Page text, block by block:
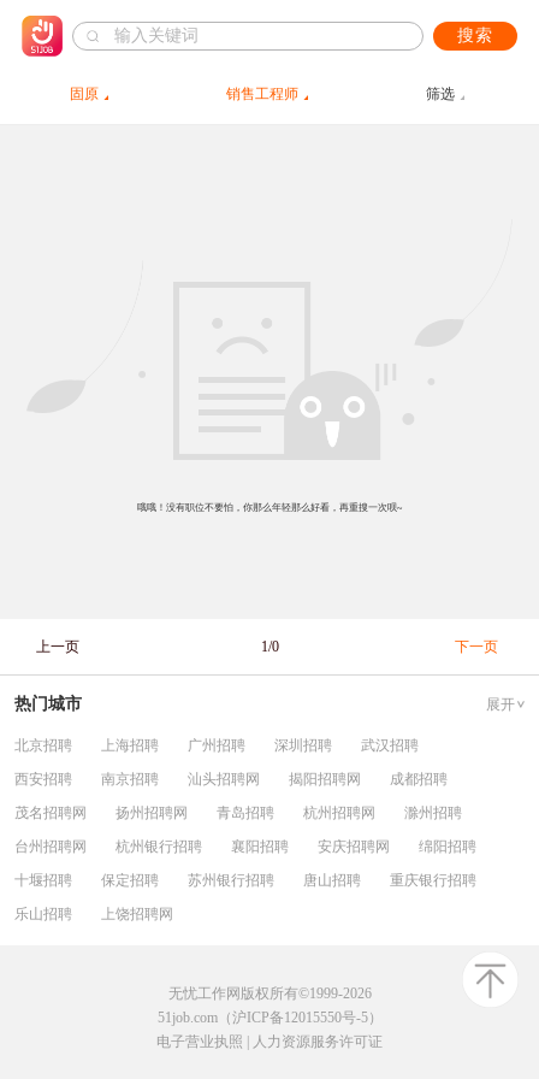
搜索
固原 销售工程师 筛选
哦哦！没有职位不要怕，你那么年轻那么好看，再重搜一次呗~
上一页 1/0 下一页
热门城市 展开
北京招聘 上海招聘 广州招聘 深圳招聘
武汉招聘
西安招聘
南京招聘 汕头招聘网 揭阳招聘网
成都招聘
茂名招聘网
扬州招聘网 青岛招聘 杭州招聘网
滁州招聘
台州招聘网
杭州银行招聘 襄阳招聘 安庆招聘网
绵阳招聘
十堰招聘
保定招聘 苏州银行招聘 唐山招聘
重庆银行招聘
乐山招聘
上饶招聘网
无忧工作网版权所有©1999-2026
51job.com（沪ICP备12015550号-5）
电子营业执照
人力资源服务许可证